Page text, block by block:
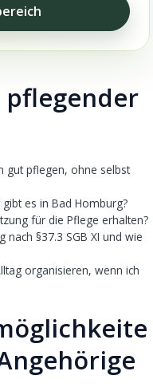
pflegender
gut pflegen, ohne selbst
es in Bad Homburg?
für die Pflege erhalten?
§37.3 SGB XI und wie
organisieren, wenn ich